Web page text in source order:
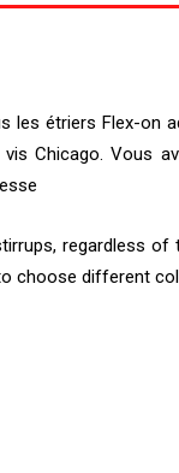
les étriers Flex-on
Chicago. Vous
regardless
choose different